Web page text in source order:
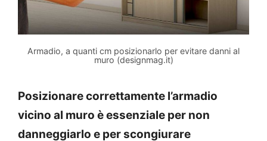
Armadio, a quanti cm posizionarlo per evitare danni al
muro (designmag.it)
Posizionare correttamente l’armadio
vicino al muro è essenziale per non
danneggiarlo e per scongiurare